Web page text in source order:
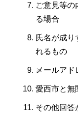
ご意見等の
る場合
氏名が成り
れるもの
メールアド
愛西市と無
その他回答